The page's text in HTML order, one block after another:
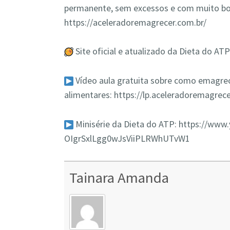
permanente, sem excessos e com muito
https://aceleradoremagrecer.com.br/
Site oficial e atualizado da Dieta do
Vídeo aula gratuita sobre como
alimentares: https://
Minisérie da Dieta do ATP: https://
OIgrSxlLgg0wJsViiPLRWhUTvW1
Tainara Amanda